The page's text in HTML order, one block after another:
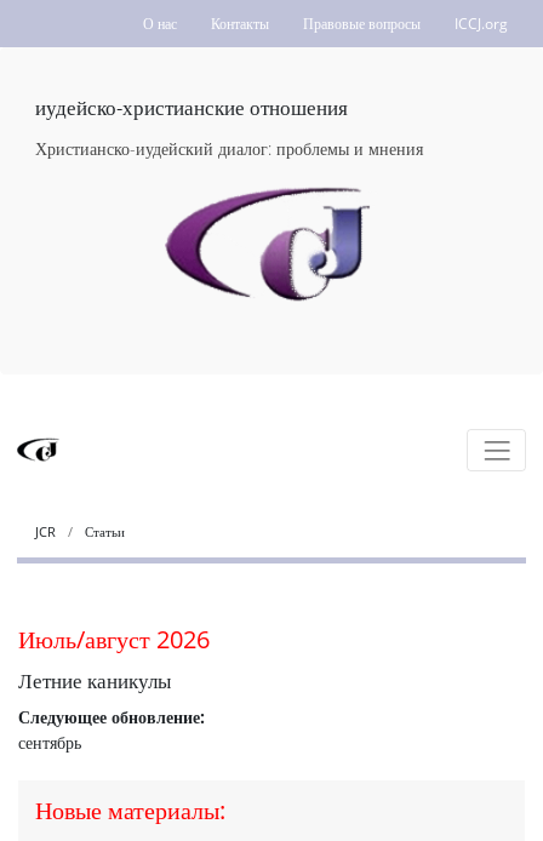
О нас Контакты Правовые вопросы ICCJ.org
иудейско-христианские отношения
Христианско-иудейский диалог: проблемы и мнения
JCR Статьи
Июль/август 2026
Летние каникулы
Следующее обновление:
сентябрь
Новые материалы: